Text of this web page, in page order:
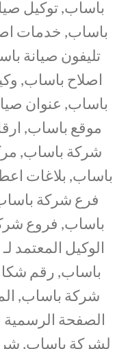
باساب, توكيل
باساب, خدمات
تليفون صيانة
اصلاح باساب,
باساب, عنوان
موقع باساب,
شركة باساب,
باساب, بلاغات
فرع شركة
باساب, فروع
الوكيل المعتمد
باساب, رقم
شركة باساب,
الصفحة
لشركة باساب,